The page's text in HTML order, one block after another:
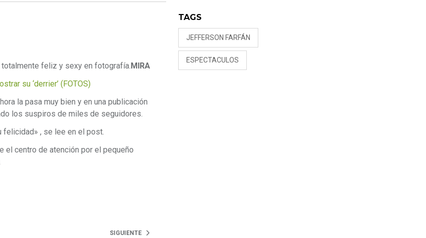
feliz y sexy en fotografía.MIRA
su ‘derrier’ (FOTOS)
la pasa muy bien y en una publicación
los suspiros de miles de seguidores.
felicidad» , se lee en el post.
el centro de atención por el pequeño
SIGUIENTE
TAGS
JEFFERSON FARFÁN
ESPECTACULOS